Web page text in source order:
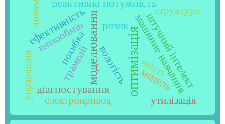
оптимізація
моделювання
реактивна потужність
ефективність машинне навчання
модель
штучний інтелект
діагностування
трамвай вологість
ризик
управління
теплообмін
електропривод
структура
якість
похибка
утилізація